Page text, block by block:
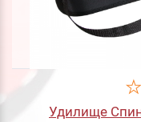
Удилище